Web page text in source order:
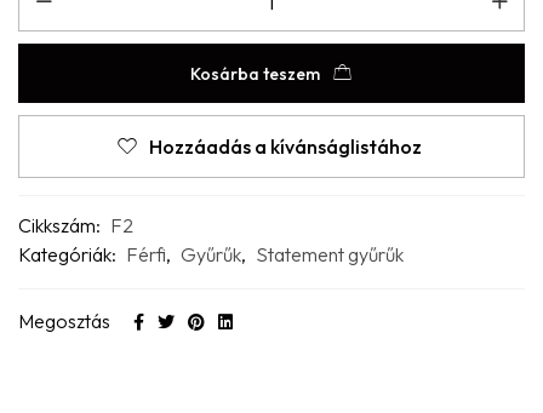
Kosárba teszem
Hozzáadás a kívánságlistához
Cikkszám: F2
Kategóriák: Férfi, Gyűrűk, Statement gyűrűk
Megosztás